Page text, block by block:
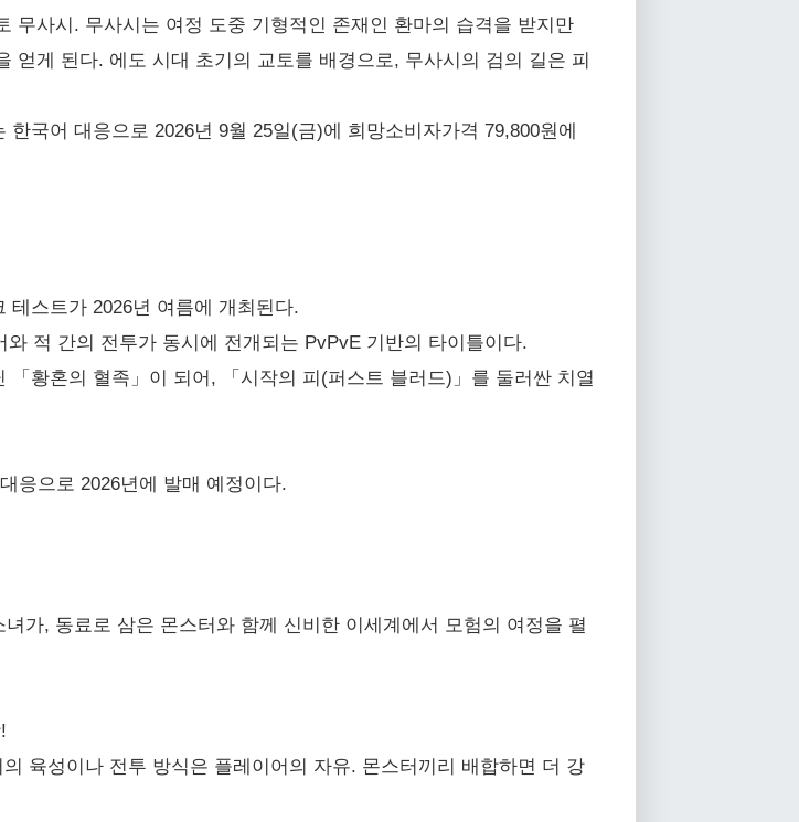
무사시. 무사시는 여정 도중 기형적인 존재인 환마의 습격을 받지만
얻게 된다. 에도 시대 초기의 교토를 배경으로, 무사시의 검의 길은 피
한국어 대응으로 2026년 9월 25일(금)에 희망소비자가격 79,800원에
테스트가 2026년 여름에 개최된다.
적 간의 전투가 동시에 전개되는 PvPvE 기반의 타이틀이다.
황혼의 혈족」이 되어, 「시작의 피(퍼스트 블러드)」를 둘러싼 치열
응으로 2026년에 발매 예정이다.
가, 동료로 삼은 몬스터와 함께 신비한 이세계에서 모험의 여정을 펼
육성이나 전투 방식은 플레이어의 자유. 몬스터끼리 배합하면 더 강